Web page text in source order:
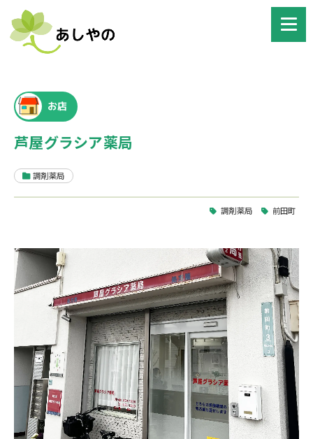
お店
芦屋グラシア薬局
調剤薬局
調剤薬局 前田町